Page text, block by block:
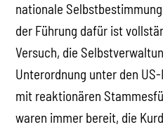
nationale
der Führung dafür ist
Versuch, die
Unterordnung unter den
mit reaktionären
waren immer bereit, die